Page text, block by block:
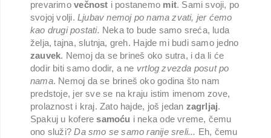
prevarimovečnost i postanemo mit. Sami svoji, po
svojoj volji. Ljubav nemoj po nama zvati, jer ćemo
kao drugi postati. Neka to bude samo sreća, luda
želja, tajna, slutnja, greh. Hajde mi budi samo jedno
zauvek. Nemoj da se brineš oko sutra, i da li će
dodir biti samo dodir, a ne vrtlog zvezda posut po
nama. Nemoj da se brineš oko godina što nam
predstoje, jer sve se na kraju istim imenom zove,
prolaznost i kraj. Zato hajde, još jedan zagrljaj.
Spakuj u koferesamoću i neka ode vreme, čemu
ono služi?Da smo se samo ranije sreli... Eh, čemu